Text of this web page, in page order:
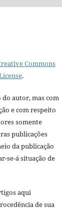
Commons
.
autor, mas com
e com respeito
somente
publicações
da publicação
se-á situação de
aqui
de sua